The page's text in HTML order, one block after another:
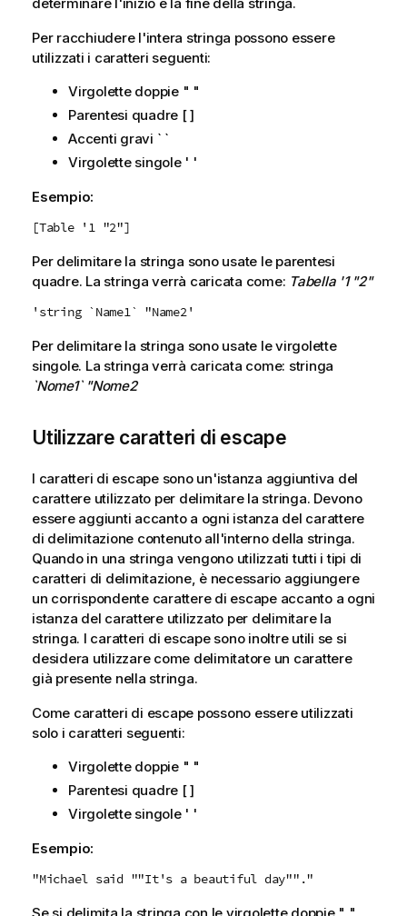
Per racchiudere l'intera stringa possono essere
utilizzati i caratteri seguenti:
Virgolette doppie " "
Parentesi quadre [ ]
Accenti gravi ` `
Virgolette singole ' '
Esempio:
[Table '1 "2"]
Per delimitare la stringa sono usate le parentesi
quadre. La stringa verrà caricata come: Tabella '1 "2"
'string `Name1` "Name2'
Per delimitare la stringa sono usate le virgolette
singole. La stringa verrà caricata come: stringa
`Nome1` "Nome2
Utilizzare caratteri di escape
I caratteri di escape sono un'istanza aggiuntiva del
carattere utilizzato per delimitare la stringa. Devono
essere aggiunti accanto a ogni istanza del carattere
di delimitazione contenuto all'interno della stringa.
Quando in una stringa vengono utilizzati tutti i tipi di
caratteri di delimitazione, è necessario aggiungere
un corrispondente carattere di escape accanto a ogni
istanza del carattere utilizzato per delimitare la
stringa. I caratteri di escape sono inoltre utili se si
desidera utilizzare come delimitatore un carattere
già presente nella stringa.
Come caratteri di escape possono essere utilizzati
solo i caratteri seguenti:
Virgolette doppie " "
Parentesi quadre [ ]
Virgolette singole ' '
Esempio:
"Michael said ""It's a beautiful day""."